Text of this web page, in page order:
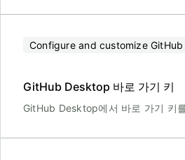
Configure and customize
GitHub Desktop 바로 가기 키
GitHub Desktop에서 바로 가기 키